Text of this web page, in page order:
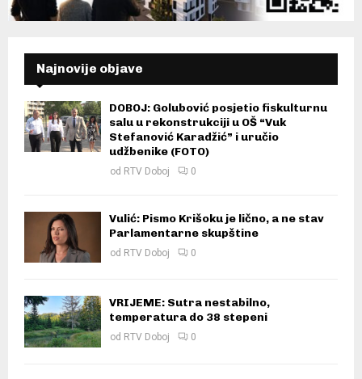
Najnovije objave
DOBOJ: Golubović posjetio fiskulturnu
salu u rekonstrukciji u OŠ “Vuk
Stefanović Karadžić” i uručio
udžbenike (FOTO)
od RTV Doboj 0
Vulić: Pismo Krišoku je lično, a ne stav
Parlamentarne skupštine
od RTV Doboj 0
VRIJEME: Sutra nestabilno,
temperatura do 38 stepeni
od RTV Doboj 0